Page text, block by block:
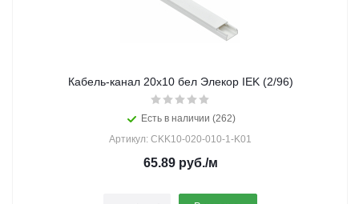
Кабель-канал 20х10 бел Элекор IEK (2/96)
Есть в наличии (262)
Артикул: CKK10-020-010-1-K01
65.89руб./м